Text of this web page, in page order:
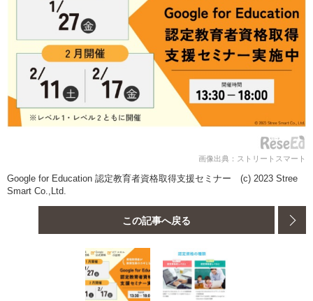
画像出典：ストリートスマート
Google for Education 認定教育者資格取得支援セミナー (c) 2023 Stree
Smart Co.,Ltd.
この記事へ戻る